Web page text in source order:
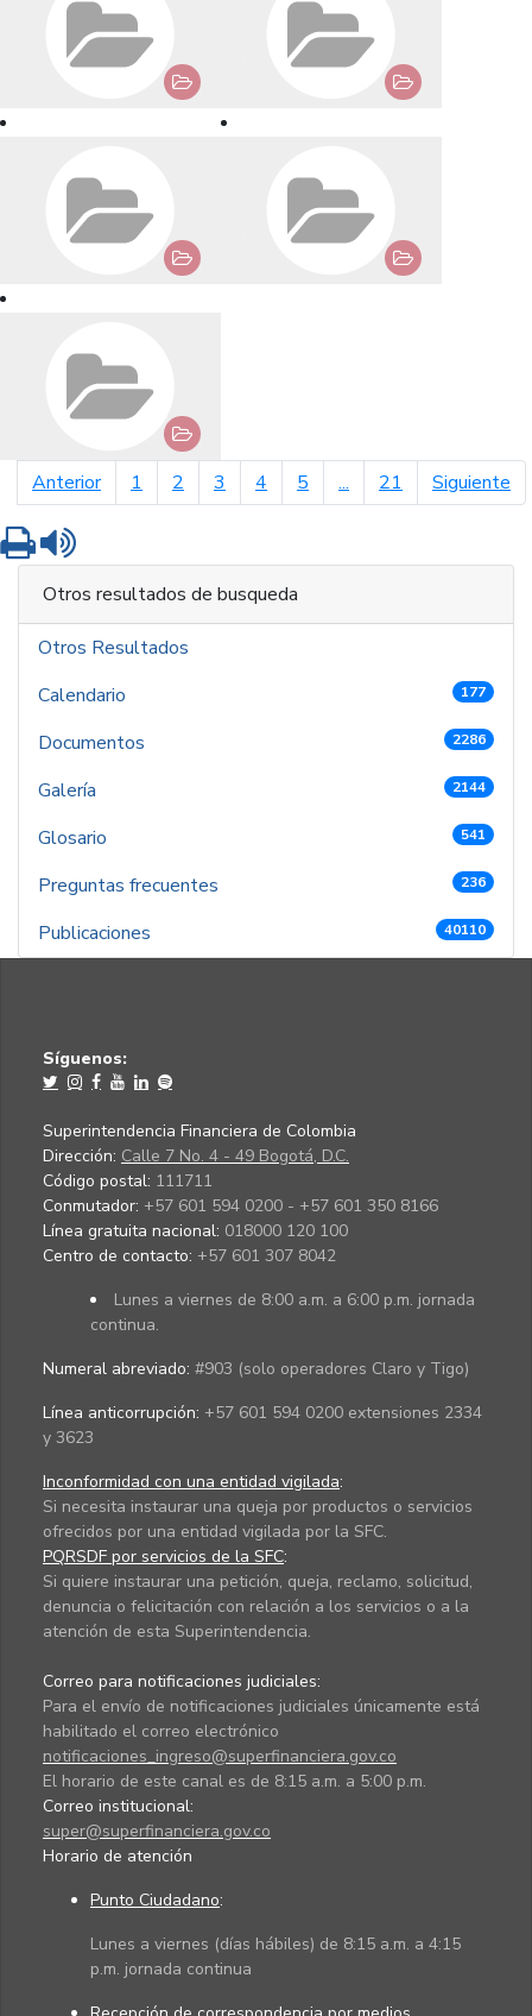
Anteriorpágina anterior
1 2 3 4 5 ... 21 Siguiente
Imprimir
Otros resultados de busqueda
Otros Resultados
Calendario
177
Documentos 2286
Galería 2144
Glosario 541
Preguntas frecuentes 236
Publicaciones 40110
Síguenos:
Superintendencia Financiera de Colombia
Dirección: Calle 7 No. 4 - 49 Bogotá, D.C.
Código postal: 111711
Conmutador: +57 601 594 0200 - +57 601 350 8166
Línea gratuita nacional: 018000 120 100
Centro de contacto: +57 601 307 8042
Lunes a viernes de 8:00 a.m. a 6:00 p.m. jornada
continua.
Numeral abreviado: #903 (solo operadores Claro y Tigo)
Línea anticorrupción: +57 601 594 0200 extensiones 2334
y 3623
Inconformidad con una entidad vigilada:
Si necesita instaurar una queja por productos o servicios
ofrecidos por una entidad vigilada por la SFC.
PQRSDF por servicios de la SFC:
Si quiere instaurar una petición, queja, reclamo, solicitud,
denuncia o felicitación con relación a los servicios o a la
atención de esta Superintendencia.
Correo para notificaciones judiciales:
Para el envío de notificaciones judiciales únicamente está
habilitado el correo electrónico
notificaciones_ingreso@superfinanciera.gov.co
El horario de este canal es de 8:15 a.m. a 5:00 p.m.
Correo institucional:
super@superfinanciera.gov.co
Horario de atención
Punto Ciudadano:
Lunes a viernes (días hábiles) de 8:15 a.m. a 4:15
p.m. jornada continua